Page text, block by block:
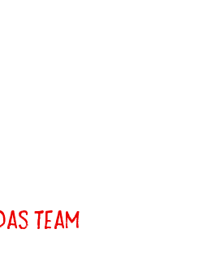
Team